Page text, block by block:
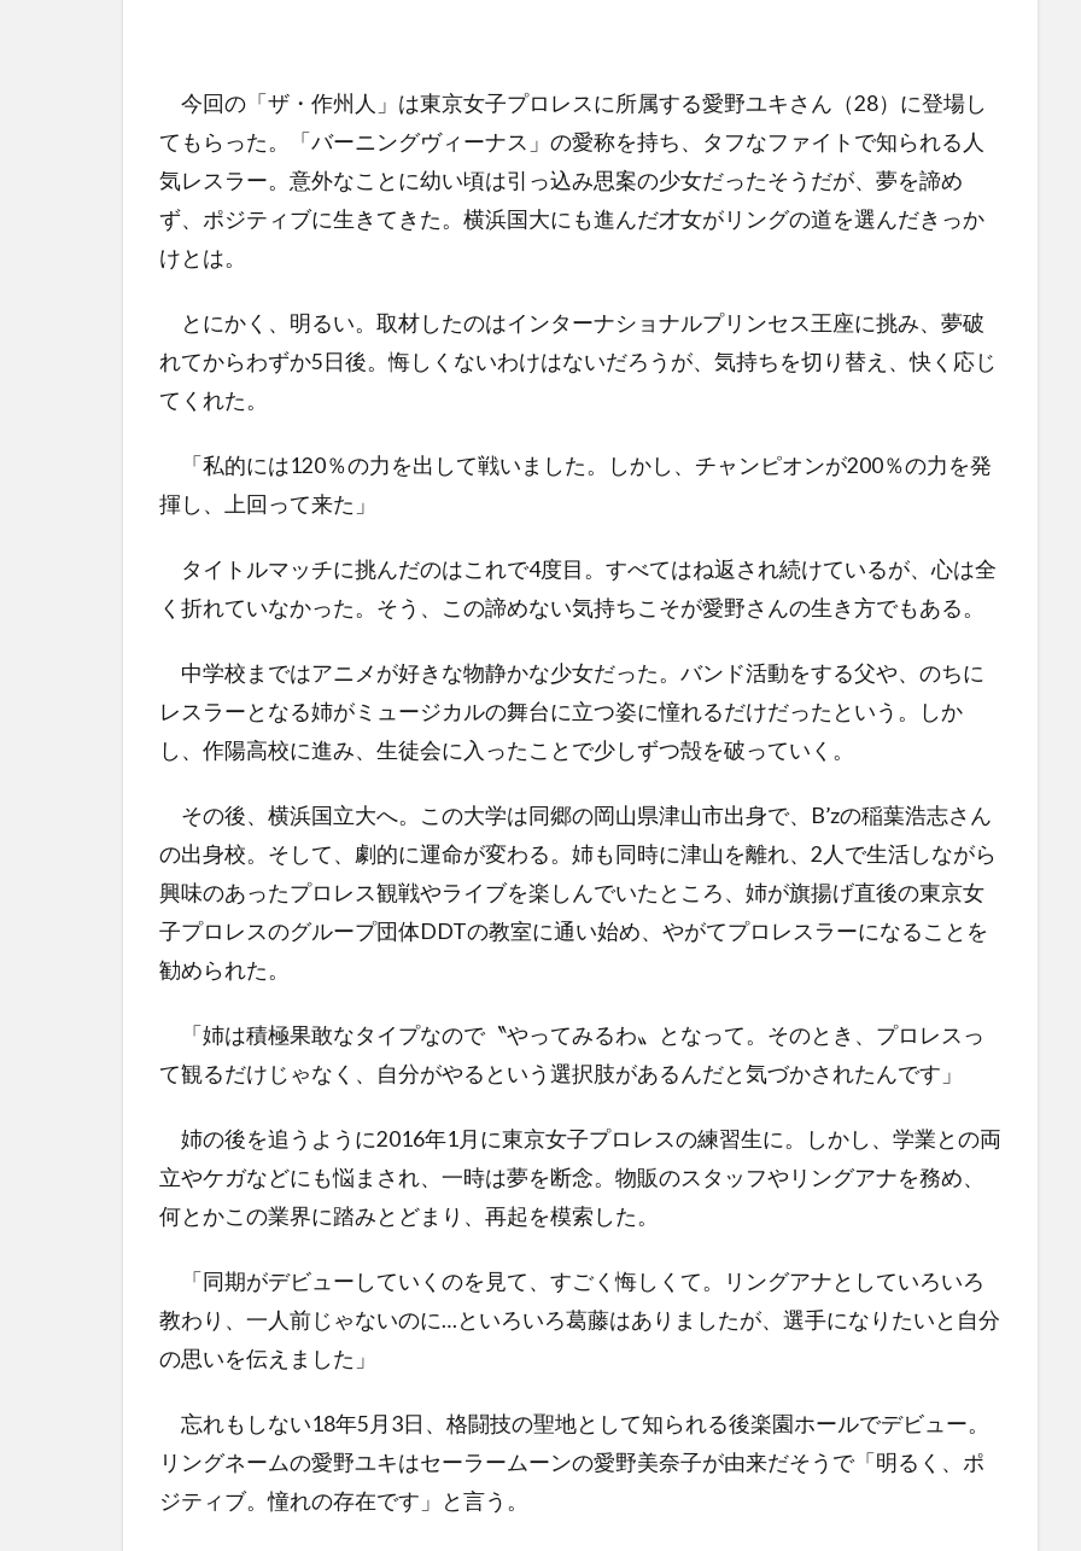
今回の「ザ・作州人」は東京女子プロレスに所属する愛野ユキさん（28）に登場し
てもらった。「バーニングヴィーナス」の愛称を持ち、タフなファイトで知られる人
気レスラー。意外なことに幼い頃は引っ込み思案の少女だったそうだが、夢を諦め
ず、ポジティブに生きてきた。横浜国大にも進んだ才女がリングの道を選んだきっか
けとは。
とにかく、明るい。取材したのはインターナショナルプリンセス王座に挑み、夢破
れてからわずか5日後。悔しくないわけはないだろうが、気持ちを切り替え、快く応じ
てくれた。
「私的には120％の力を出して戦いました。しかし、チャンピオンが200％の力を発
揮し、上回って来た」
タイトルマッチに挑んだのはこれで4度目。すべてはね返され続けているが、心は全
く折れていなかった。そう、この諦めない気持ちこそが愛野さんの生き方でもある。
中学校まではアニメが好きな物静かな少女だった。バンド活動をする父や、のちに
レスラーとなる姉がミュージカルの舞台に立つ姿に憧れるだけだったという。しか
し、作陽高校に進み、生徒会に入ったことで少しずつ殻を破っていく。
その後、横浜国立大へ。この大学は同郷の岡山県津山市出身で、B’zの稲葉浩志さん
の出身校。そして、劇的に運命が変わる。姉も同時に津山を離れ、2人で生活しながら
興味のあったプロレス観戦やライブを楽しんでいたところ、姉が旗揚げ直後の東京女
子プロレスのグループ団体DDTの教室に通い始め、やがてプロレスラーになることを
勧められた。
「姉は積極果敢なタイプなので〝やってみるわ〟となって。そのとき、プロレスっ
て観るだけじゃなく、自分がやるという選択肢があるんだと気づかされたんです」
姉の後を追うように2016年1月に東京女子プロレスの練習生に。しかし、学業との両
立やケガなどにも悩まされ、一時は夢を断念。物販のスタッフやリングアナを務め、
何とかこの業界に踏みとどまり、再起を模索した。
「同期がデビューしていくのを見て、すごく悔しくて。リングアナとしていろいろ
教わり、一人前じゃないのに…といろいろ葛藤はありましたが、選手になりたいと自分
の思いを伝えました」
忘れもしない18年5月3日、格闘技の聖地として知られる後楽園ホールでデビュー。
リングネームの愛野ユキはセーラームーンの愛野美奈子が由来だそうで「明るく、ポ
ジティブ。憧れの存在です」と言う。